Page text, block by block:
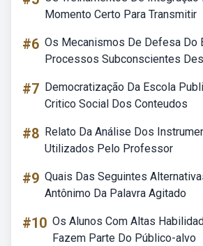
Momento Certo Para Transmitir
#6 Os Mecanismos De Defesa Do
Processos Subconscientes
#7 Democratização Da Escola
Critico Social Dos Conteudos
#8 Relato Da Análise Dos
Utilizados Pelo Professor
#9 Quais Das Seguintes
Antônimo Da Palavra Agitado
#10 Os Alunos Com Altas
Fazem Parte Do Público-alvo